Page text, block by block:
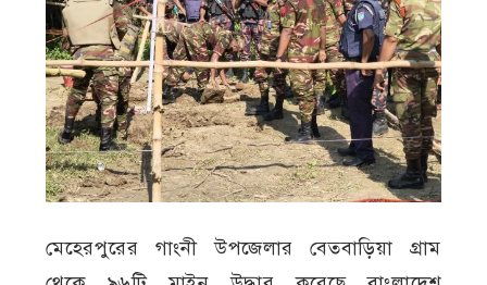
মেহেরপুরের গাংনী উপজেলার বেতবাড়িয়া গ্রাম